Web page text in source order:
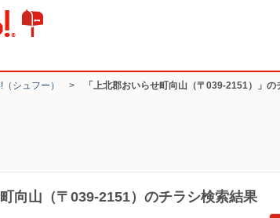
シュフー） > 「上北郡おいらせ町向山（〒039-2151）」
向山（〒039-2151）のチラシ検索結果